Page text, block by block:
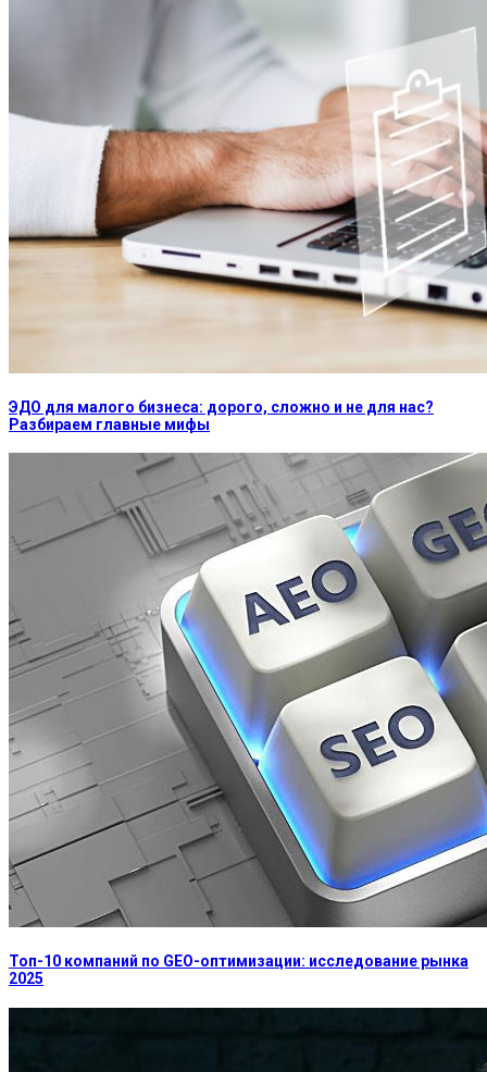
ЭДО для малого бизнеса: дорого, сложно и не для нас?
Разбираем главные мифы
Топ-10 компаний по GEO-оптимизации: исследование рынка
2025